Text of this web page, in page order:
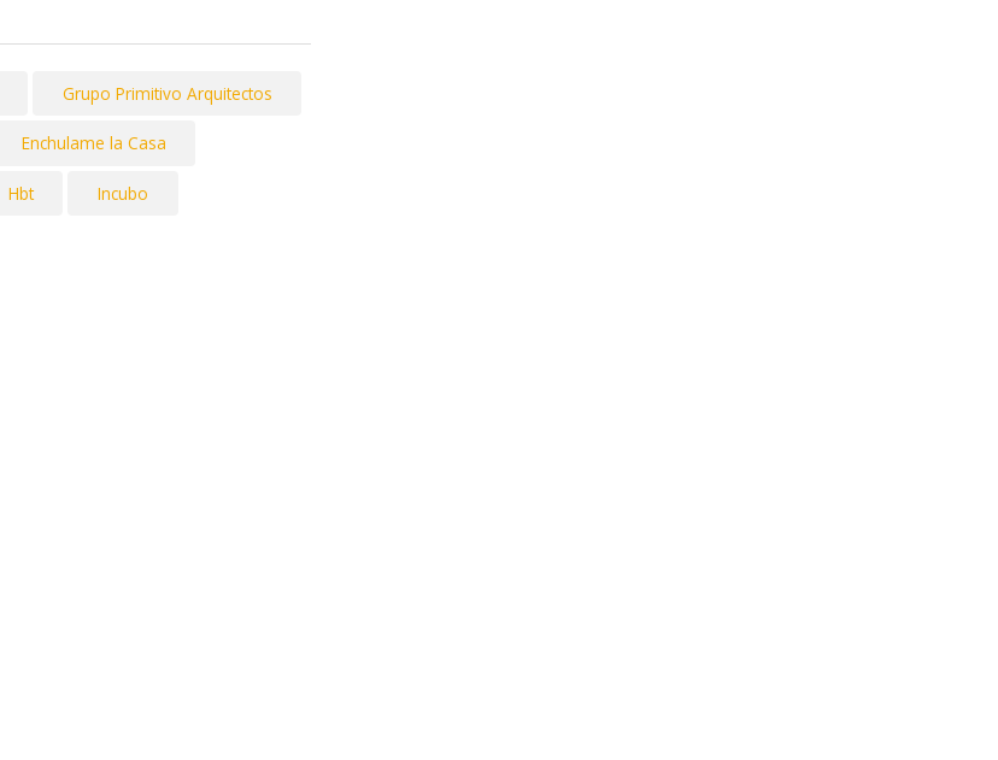
Grupo Primitivo Arquitectos
Enchulame la Casa
Hbt Incubo